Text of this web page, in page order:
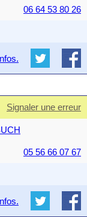
06 64 53 80 26
Signaler une erreur
05 56 66 07 67